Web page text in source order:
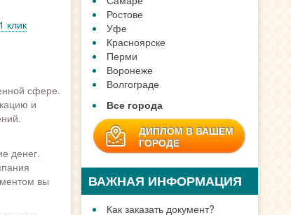
клик
сфере.
и
денег.
вы
Ростове
Уфе
Красноярске
Перми
Воронеже
Волгограде
Все города
ДИПЛОМ В ВАШЕМ
ГОРОДЕ
ВАЖНАЯ ИНФОРМАЦИЯ
Как заказать документ?